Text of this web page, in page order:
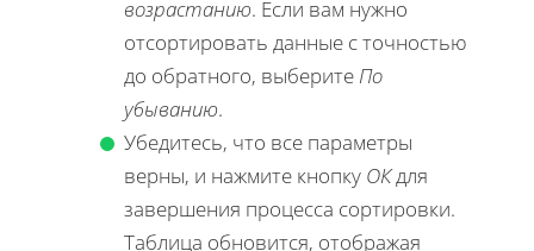
возрастанию. Если вам нужно
отсортировать данные с точностью
до обратного, выберите По
убыванию.
Убедитесь, что все параметры
верны, и нажмите кнопку ОКдля
завершения процесса сортировки.
Таблица обновится, отображая